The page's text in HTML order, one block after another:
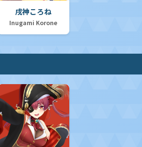
戌神ころね
Inugami Korone